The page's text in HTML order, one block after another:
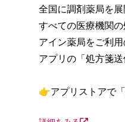
全国に調剤薬局を展
すべての医療機関の
アイン薬局をご利
アプリの「処方箋送
👉アプリストアで